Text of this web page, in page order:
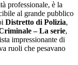
professionale, è la
al grande pubblico
Distretto di Polizia,
– La serie,
impressionante di
ruoli che pesavano